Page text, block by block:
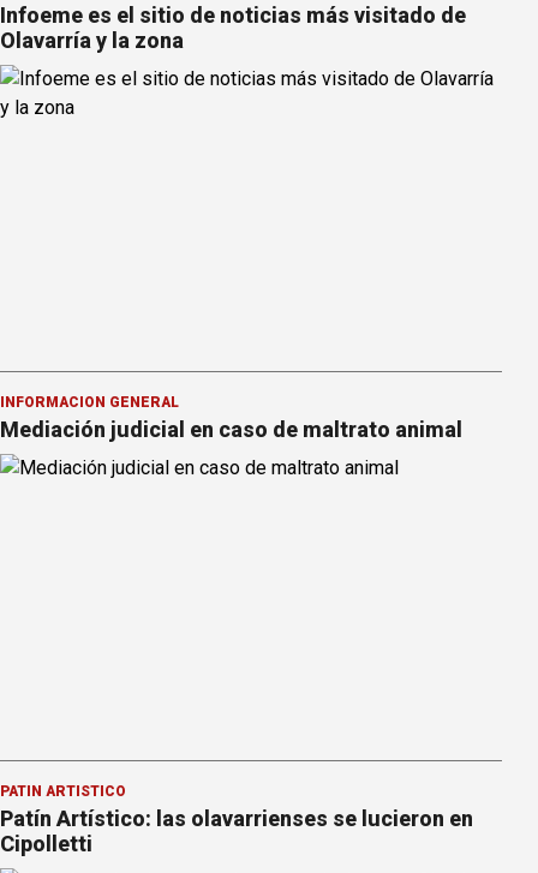
Infoeme es el sitio de noticias más visitado de
Olavarría y la zona
INFORMACION GENERAL
Mediación judicial en caso de maltrato animal
PATÍN ARTÍSTICO
Patín Artístico: las olavarrienses se lucieron en
Cipolletti